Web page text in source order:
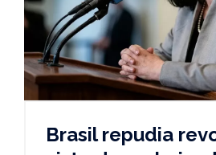
Brasil repudia